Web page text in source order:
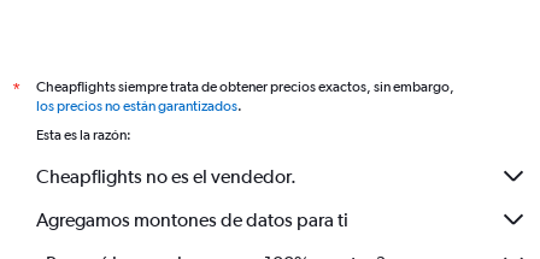
*
Cheapflights siempre trata de obtener precios exactos, sin embargo,
los precios no están garantizados.
Esta es la razón:
Cheapflights no es el vendedor.
Agregamos montones de datos para ti